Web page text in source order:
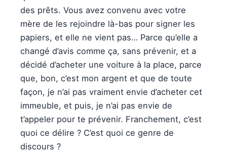
des prêts. Vous avez convenu avec votre
mère de les rejoindre là-bas pour signer les
papiers, et elle ne vient pas… Parce qu’elle a
changé d’avis comme ça, sans prévenir, et a
décidé d’acheter une voiture à la place, parce
que, bon, c’est mon argent et que de toute
façon, je n’ai pas vraiment envie d’acheter cet
immeuble, et puis, je n’ai pas envie de
t’appeler pour te prévenir. Franchement, c’est
quoi ce délire ? C’est quoi ce genre de
discours ?